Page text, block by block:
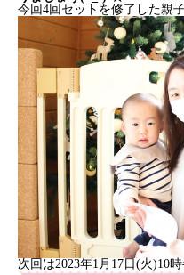
今回4回セットを修了した親
次回は2023年1月17日(火)10